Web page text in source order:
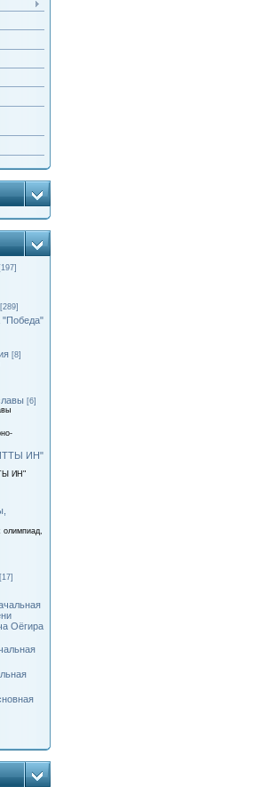
[197]
[289]
"Победа"
[8]
[6]
ИН"
ИН"
олимпиад,
[17]
Оёгира